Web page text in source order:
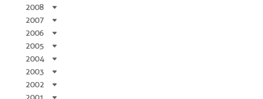
2008
2007
2006
2005
2004
2003
2002